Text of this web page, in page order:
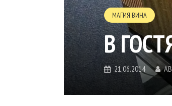
МАГИЯ ВИНА
В
21.06.2014